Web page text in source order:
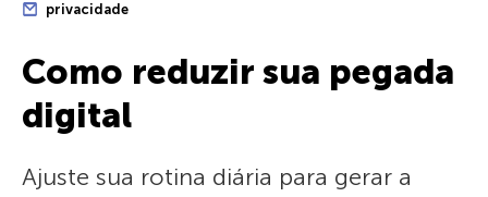
privacidade
Como reduzir sua pegada
digital
Ajuste sua rotina diária para gerar a